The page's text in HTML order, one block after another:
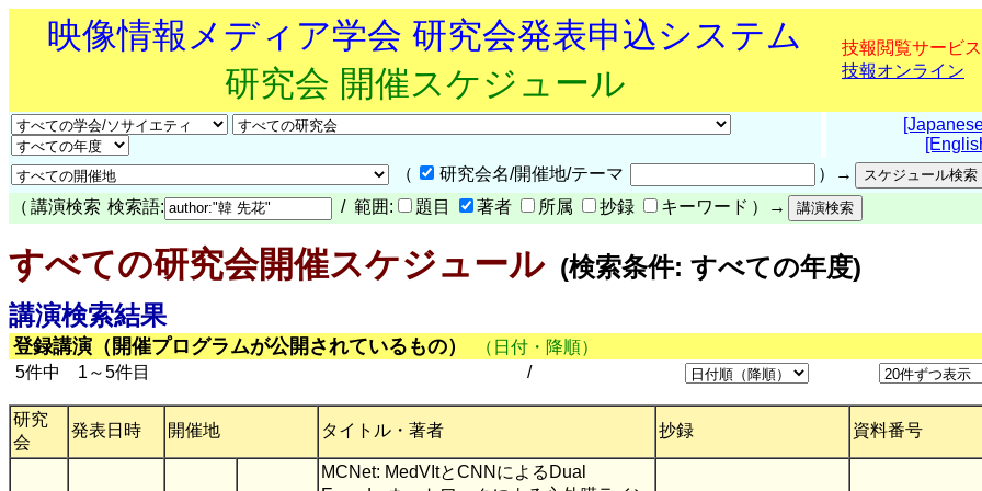
映像情報メディア学会 研究会発表申込システム
研究会 開催スケジュール
技報閲覧サービス
技報オンライン
（
研究会名/開催地/テーマ
）→
（ 講演検索 検索語: / 範囲: 題目 著者 所属 抄録 キーワード ）→
すべての研究会開催スケジュール(検索条件: すべての年度)
講演検索結果
登録講演（開催プログラムが公開されているもの）
（日付・降順）
5件中 1～5件目
/
研究
会
発表日時 開催地 タイトル・著者 抄録 資料番号
MCNet: MedVItとCNNによるDual